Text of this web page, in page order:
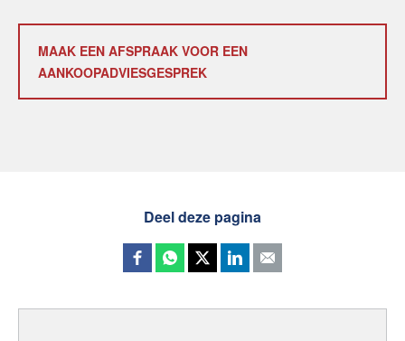
MAAK EEN AFSPRAAK VOOR EEN
AANKOOPADVIESGESPREK
Deel deze pagina